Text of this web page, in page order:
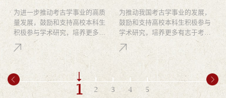
的通知
为进一步推动考古学事业的高质
量发展，鼓励和支持高校本科生
积极参与学术研究，培养更多有
志于考古学研究的专业人才，考
古国家级实验教学示范中心（北
实验教学中心（北京大学）、北
京大学考古文博学院、北京大学
中国考古学研究中心、考古科学
为推动我国考古学事业的发展，
鼓励和支持高校本科生积极参与
学术研究，培养更多有志于考古
学研究的专业人才，考古国家级
实验教学示范中心（北京大
教学中心（北京大学）、考古科
学教育部...
1 2 3 4 5